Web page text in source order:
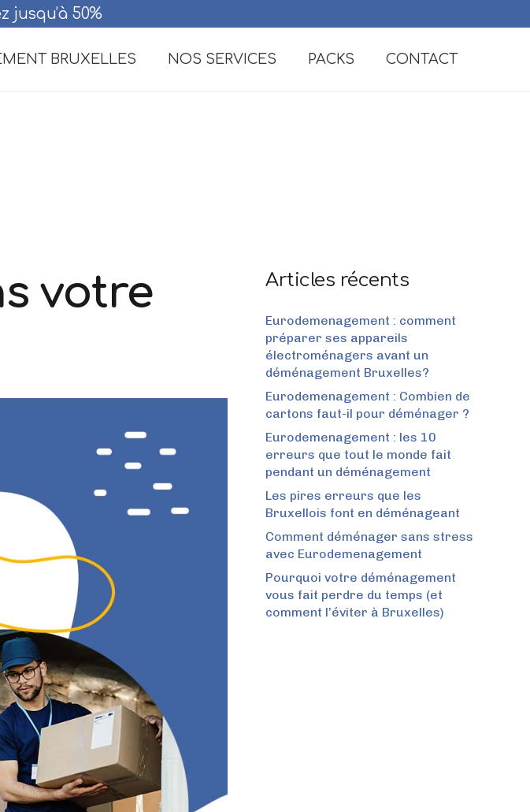
jusqu’à 50%‎
BRUXELLES NOS SERVICES PACKS CONTACT
votre
Articles récents
Eurodemenagement : comment
préparer ses appareils
électroménagers avant un
déménagement Bruxelles?
Eurodemenagement : Combien de
cartons faut-il pour déménager ?
Eurodemenagement : les 10
erreurs que tout le monde fait
pendant un déménagement
Les pires erreurs que les
Bruxellois font en déménageant
Comment déménager sans stress
avec Eurodemenagement
Pourquoi votre déménagement
vous fait perdre du temps (et
comment l’éviter à Bruxelles)